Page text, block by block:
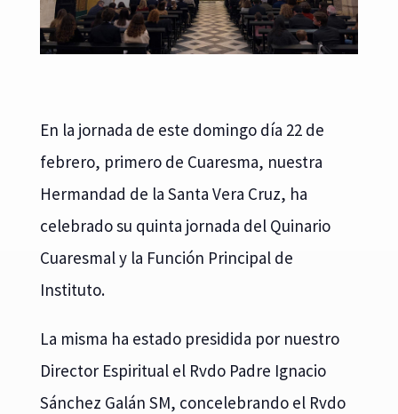
En la jornada de este domingo día 22 de
febrero, primero de Cuaresma, nuestra
Hermandad de la Santa Vera Cruz, ha
celebrado su quinta jornada del Quinario
Cuaresmal y la Función Principal de
Instituto.
La misma ha estado presidida por nuestro
Director Espiritual el Rvdo Padre Ignacio
Sánchez Galán SM, concelebrando el Rvdo